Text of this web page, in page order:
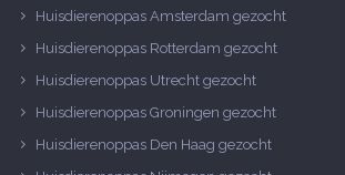
Huisdierenoppas Amsterdam gezocht
Huisdierenoppas Rotterdam gezocht
Huisdierenoppas Utrecht gezocht
Huisdierenoppas Groningen gezocht
Huisdierenoppas Den Haag gezocht